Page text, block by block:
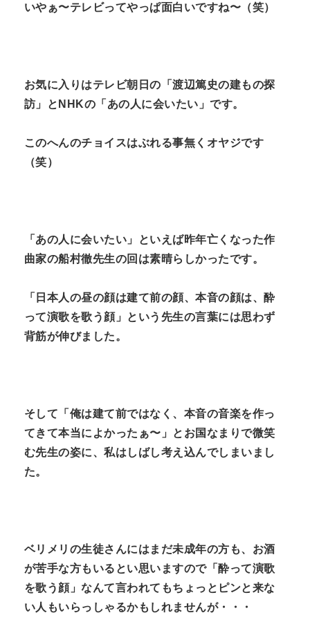
いやぁ〜テレビってやっぱ面白いですね〜（笑）
お気に入りはテレビ朝日の「渡辺篤史の建もの探
訪」とNHKの「あの人に会いたい」です。
このへんのチョイスはぶれる事無くオヤジです
（笑）
「あの人に会いたい」といえば昨年亡くなった作
曲家の船村徹先生の回は素晴らしかったです。
「日本人の昼の顔は建て前の顔、本音の顔は、酔
って演歌を歌う顔」という先生の言葉には思わず
背筋が伸びました。
そして「俺は建て前ではなく、本音の音楽を作っ
てきて本当によかったぁ〜」とお国なまりで微笑
む先生の姿に、私はしばし考え込んでしまいまし
た。
ベリメリの生徒さんにはまだ未成年の方も、お酒
が苦手な方もいるとい思いますので「酔って演歌
を歌う顔」なんて言われてもちょっとピンと来な
い人もいらっしゃるかもしれませんが・・・